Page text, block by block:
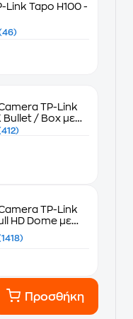
Link Tapo H100 -
TP-Link
Bullet / Box με
& Tilt
TP-Link
HD Dome με
Προσθήκη